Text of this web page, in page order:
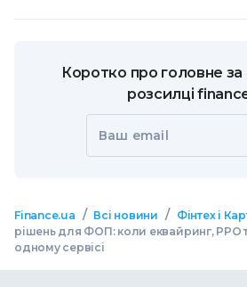
Коротко про головне за
розсилці
Ваш email
Finance.ua / Всі новини / Фінтех і
рішень для ФОП: коли еквайринг, РРО
одному сервісі